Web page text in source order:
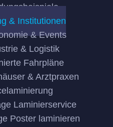
& Institutionen
& Events
& Logistik
Fahrpläne
& Arztpraxen
Laminierservice
Poster laminieren